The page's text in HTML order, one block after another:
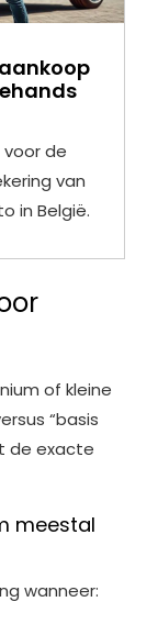
de
van
in België.
of kleine
“basis
de exacte
meestal
wanneer: